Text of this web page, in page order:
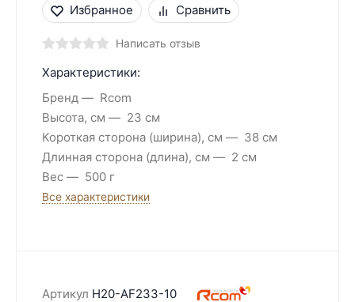
Избранное Сравнить
Написать отзыв
Характеристики:
Бренд
Rcom
Высота, см
23 см
Короткая сторона (ширина), см
38 см
Длинная сторона (длина), см
2 см
Вес
500 г
Все характеристики
Артикул H20-AF233-10